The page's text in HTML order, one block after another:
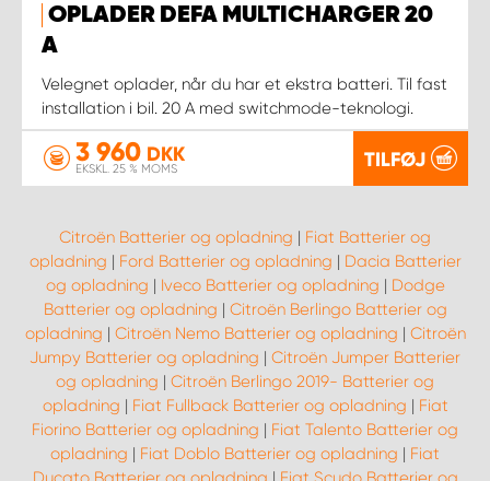
OPLADER DEFA MULTICHARGER 20
A
Velegnet oplader, når du har et ekstra batteri. Til fast
installation i bil. 20 A med switchmode-teknologi.
3 960 DKK
EKSKL. 25 % MOMS TILFØJ
Citroën Batterier og opladning | Fiat Batterier og
opladning | Ford Batterier og opladning | Dacia Batterier
og opladning | Iveco Batterier og opladning | Dodge
Batterier og opladning | Citroën Berlingo Batterier og
opladning | Citroën Nemo Batterier og opladning | Citroën
Jumpy Batterier og opladning | Citroën Jumper Batterier
og opladning | Citroën Berlingo 2019- Batterier og
opladning | Fiat Fullback Batterier og opladning | Fiat
Fiorino Batterier og opladning | Fiat Talento Batterier og
opladning | Fiat Doblo Batterier og opladning | Fiat